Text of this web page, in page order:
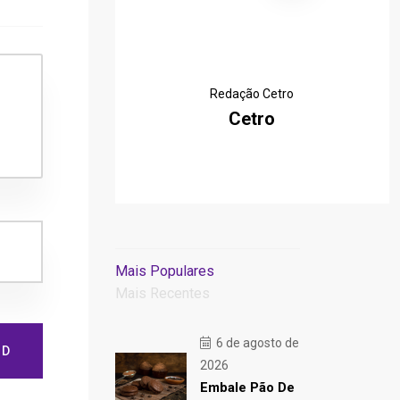
Redação Cetro
Cetro
Mais Populares
Mais Recentes
6 de agosto de
2026
Embale Pão De